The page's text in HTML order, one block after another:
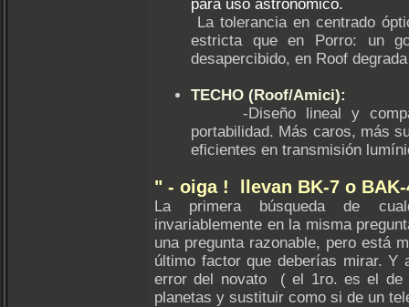
para uso astronómico.
La tolerancia en centrado
estricta que en Porro: un
desapercibido, en Roof
TECHO (Roof/Amici):
-Diseño lineal y
portabilidad. Más caros, más
eficientes en transmisión
" - oiga ! llevan BK-7 o
La primera búsqueda de
invariablemente en la misma
una pregunta razonable, pero está
último factor que deberías mirar. Y
error del novato ( el 1ro. es el de
planetas y sustituir como si de un